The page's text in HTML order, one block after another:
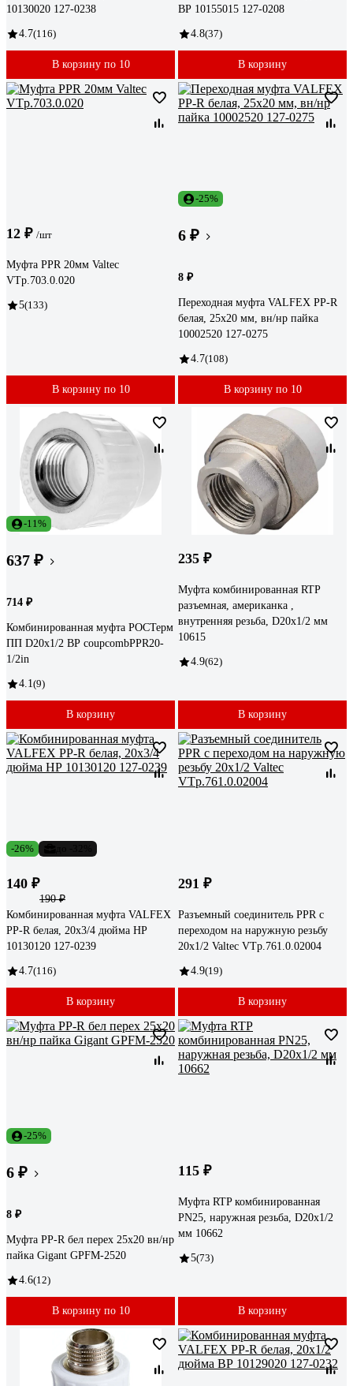
10130020 127-0238
4.7(116)
В корзину по 10
ВР 10155015 127-0208
4.8(37)
В корзину
12 ₽ /шт
Муфта PPR 20мм Valtec
VTp.703.0.020
5(133)
В корзину по 10
-25%
6 ₽
8 ₽
Переходная муфта VALFEX PP-R
белая, 25х20 мм, вн/нр пайка
10002520 127-0275
4.7(108)
В корзину по 10
-11%
637 ₽
714 ₽
Комбинированная муфта РОСТерм
ПП D20х1/2 ВР coupcombPPR20-
1/2in
4.1 (9)
В корзину
235 ₽
Муфта комбинированная RTP
разъемная, американка ,
внутренняя резьба, D20х1/2 мм
10615
4.9(62)
В корзину
-26%
140 ₽
190 ₽
Комбинированная муфта VALFEX
PP-R белая, 20х3/4 дюйма НР
10130120 127-0239
4.7(116)
В корзину
291 ₽
Разъемный соединитель PPR с
переходом на наружную резьбу
20х1/2 Valtec VTp.761.0.02004
4.9(19)
В корзину
-25%
6 ₽
8 ₽
Муфта PP-R бел перех 25х20 вн/нр
пайка Gigant GPFM-2520
4.6(12)
В корзину по 10
115 ₽
Муфта RTP комбинированная
PN25, наружная резьба, D20х1/2
мм 10662
5(73)
В корзину